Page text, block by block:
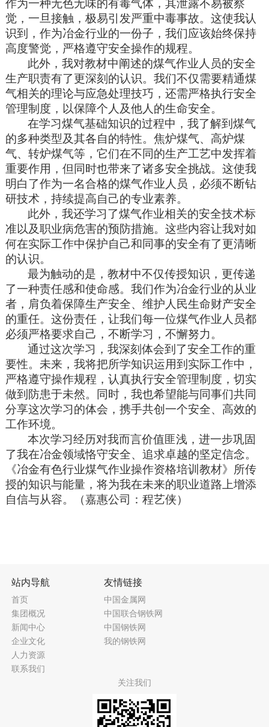
作为一种无色无味的有毒气体，其泄露不易被察
觉，一旦接触，极易引发严重中毒事故。这使我认
识到， 作为冶金行业的一份子 ，我们应该始终保持
高度警觉，严格遵守安全操作的规程。
此外，我对教材中阐述的煤气作业人员的安全
生产职责有了更深刻 的认识。我们不仅需要精通煤
气相关的理论与应急处理技巧，还需严格执行安全
管理制度，以保障个人及他人的生命安全。
在学习煤气基础知识的过程中，我了解到煤气
的多种类型及其各自的特性。焦炉煤气、高炉煤
气、转炉煤气等，它们在不同的生产工艺中发挥着
重要作用，但同时也带来了诸多安全挑战。这使我
明白了作为一名合格的煤气作业人员，必须不断钻
研技术，持续提高自己的专业素养。
此外，我还学习了煤气作业相关的安全技术标
准以及职业病危害的预防措施。这些内容让我对如
何在实际工作中保护自己和同事的安全有了更清晰
的认识。
最为触动的是，教材中不仅传授知识，更传递
了一种责任感和使命感。我们作为冶金行业的从业
者，肩负着保障生产安全、维护人民生命财产安全
的重任。这份责任，让我们每一位煤气作业人员都
必须严格要求自己，不断学习，不懈努力。
通过这次学习，我深刻体会到了安全工作的重
要性。未来，我将把所学知识运用到实际工作中，
严格遵守操作规程，认真执行安全管理制度，切实
做到防患于未然。同时，我也希望能与同事们共同
分享这次学习的体会，携手共创一个安全、高效的
工作环境。
本次学习经历对我而言价值匪浅 ， 进一步巩固
了我在冶金领域恪守安全、追求卓越的坚定信念。
《冶金有色行业煤气作业操作资格培训教材》 所传
授的知识与能量，将为我在未来的职业道路上增添
自信与从容。
（嘉惠公司： 程艺侠）
站内导航
首页
集团概况
新闻中心
企业文化
人力资源
联系我们
友情链接
中国金属网
中国联合钢铁网
中国钢铁网
我的钢铁网
关注我们